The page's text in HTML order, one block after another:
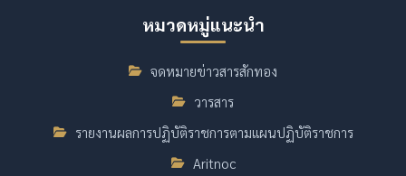
หมวดหมู่แนะนำ
จดหมายข่าวสารสักทอง
วารสาร
รายงานผลการปฏิบัติราชการตามแผนปฏิบัติราชการ
Aritnoc